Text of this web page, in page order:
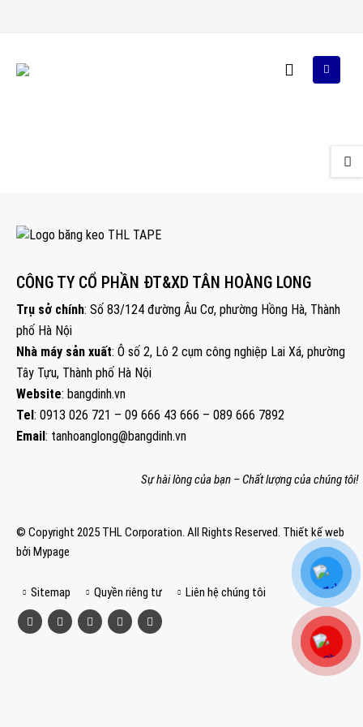
CÔNG TY CỔ PHẦN ĐT&XD TÂN HOÀNG LONG
Trụ sở chính: Số 83/124 đường Âu Cơ, phường Hồng Hà, Thành
phố Hà Nội
Nhà máy sản xuất: Ô số 2, Lô 2 cụm công nghiệp Lai Xá, phường
Tây Tựu, Thành phố Hà Nội
Website: bangdinh.vn
Tel: 0913 026 721 – 09 666 43 666 – 089 666 7892
Email: tanhoanglong@bangdinh.vn
Sự hài lòng của bạn – Chất lượng của chúng tôi!
© Copyright 2025 THL Corporation. All Rights Reserved. Thiết kế web
bởi Mypage
Sitemap Quyền riêng tư Liên hệ chúng tôi